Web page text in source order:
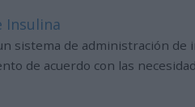
Insulina
sistema de administración
de acuerdo con las